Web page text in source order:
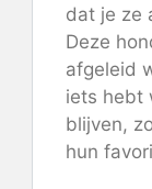
dat je ze
Deze
afgeleid
iets hebt
blijven,
hun